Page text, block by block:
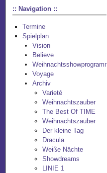
:: Navigation ::
Termine
Spielplan
Vision
Believe
Weihnachtsshowprogramm
Voyage
Archiv
Varieté
Weihnachtszauber
The Best Of TIME
Weihnachtszauber
Der kleine Tag
Dracula
Weiße Nächte
Showdreams
LINIE 1